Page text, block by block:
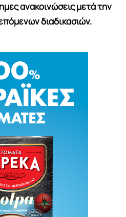
ανακοινώσεις μετά την
διαδικασιών.